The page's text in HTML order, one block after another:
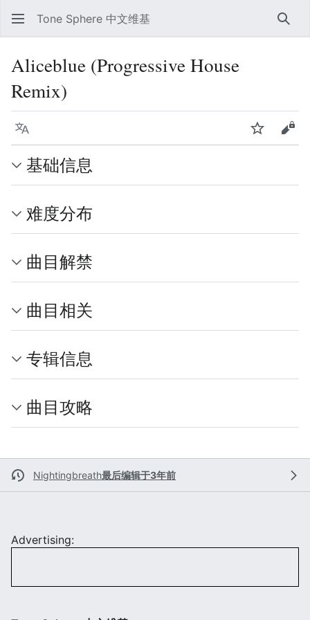
Tone Sphere 中文维基 搜索
Aliceblue (Progressive House
Remix)
语言 监视 查
基础信息
难度分布
曲目解禁
曲目相关
专辑信息
曲目攻略
Nightingbreath最后编辑于3年前
Advertising: